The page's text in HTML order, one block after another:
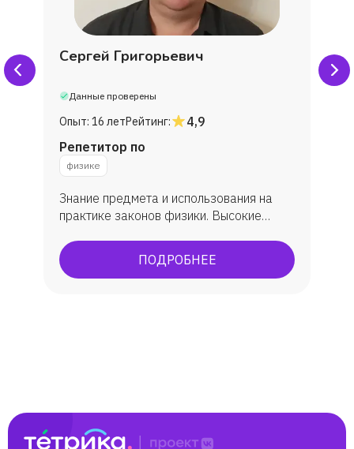
Сергей Григорьевич
Данные проверены
Опыт: 16 летРейтинг:
4,9
Репетитор по
физике
Знание предмета и использования на
практике законов физики. Высокие
ПОДРОБНЕЕ